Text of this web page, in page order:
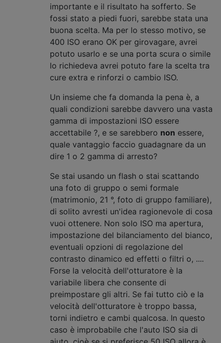
importante e il risultato ha sofferto. Se
fossi stato a piedi fuori, sarebbe stata una
buona scelta. Ma per lo stesso motivo, se
400 ISO erano OK per girovagare, avrei
potuto usarlo e se una porta scura o simile
lo richiedeva avrei potuto fare la scelta tra
cure extra e rinforzi o cambio ISO.
Un insieme che fa domanda la pena è, a
quali condizioni sarebbe davvero una vasta
gamma di impostazioni ISO essere
accettabile ?, e se sarebbero non essere,
quale vantaggio faccio guadagnare da un
dire 1 o 2 gamma di arresto?
Se stai usando un flash o stai scattando
una foto di gruppo o semi formale
(matrimonio, 21 °, foto di gruppo familiare),
di solito avresti un'idea ragionevole di cosa
vuoi ottenere. Non solo ISO ma apertura,
impostazione del bilanciamento del bianco,
eventuali opzioni di regolazione del
contrasto dinamico ed effetti o filtri o, ....
Forse la velocità dell'otturatore è la
variabile libera che consente di
preimpostare gli altri. Se fai tutto ciò e la
velocità dell'otturatore è troppo bassa,
torni indietro e cambi qualcosa. In questo
caso è improbabile che l'auto ISO sia di